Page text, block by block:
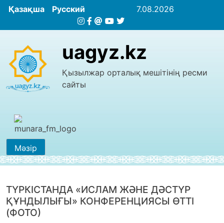
Қазақша Русский 7.08.2026
uagyz.kz
Қызылжар орталық мешітінің ресми
сайты
Мәзір
ТҮРКІСТАНДА «ИСЛАМ ЖӘНЕ ДӘСТҮР
ҚҰНДЫЛЫҒЫ» КОНФЕРЕНЦИЯСЫ ӨТТІ
(ФОТО)